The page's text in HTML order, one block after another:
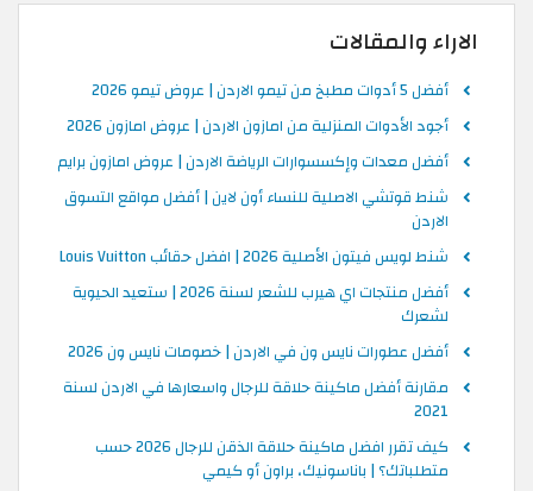
الاراء والمقالات
أفضل 5 أدوات مطبخ من تيمو الاردن | عروض تيمو 2026
أجود الأدوات المنزلية من امازون الاردن | عروض امازون 2026
أفضل معدات وإكسسوارات الرياضة الاردن | عروض امازون برايم
شنط قوتشي الاصلية للنساء أون لاين | أفضل مواقع التسوق
الاردن
شنط لويس فيتون الأصلية 2026 | افضل حقائب Louis Vuitton
أفضل منتجات اي هيرب للشعر لسنة 2026 | ستعيد الحيوية
لشعرك
أفضل عطورات نايس ون في الاردن | خصومات نايس ون 2026
مقارنة أفضل ماكينة حلاقة للرجال واسعارها في الاردن لسنة
2021
كيف تقرر افضل ماكينة حلاقة الذقن للرجال 2026 حسب
متطلباتك؟ | باناسونيك، براون أو كيمي